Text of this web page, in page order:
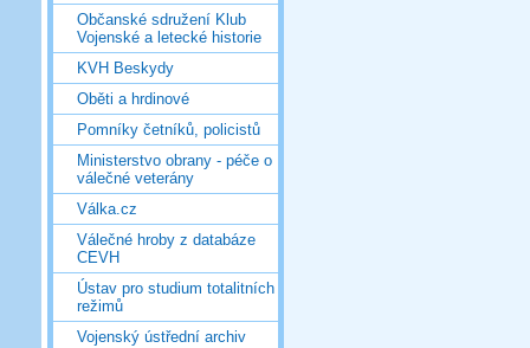
Občanské sdružení Klub
Vojenské a letecké historie
KVH Beskydy
Oběti a hrdinové
Pomníky četníků, policistů
Ministerstvo obrany - péče o
válečné veterány
Válka.cz
Válečné hroby z databáze
CEVH
Ústav pro studium totalitních
režimů
Vojenský ústřední archiv